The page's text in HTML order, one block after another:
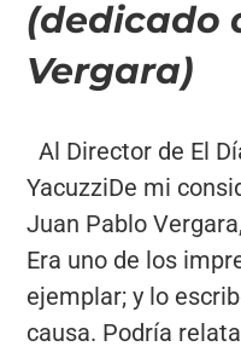
(dedicado
Vergara)
Al Director de El
YacuzziDe mi
Juan Pablo
Era uno de los
ejemplar; y lo
causa. Podría